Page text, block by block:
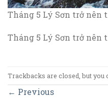
Tháng 5 Lý Sơn trở nên
Tháng 5 Lý Sơn trở nên
Trackbacks are closed, but you
← Previous